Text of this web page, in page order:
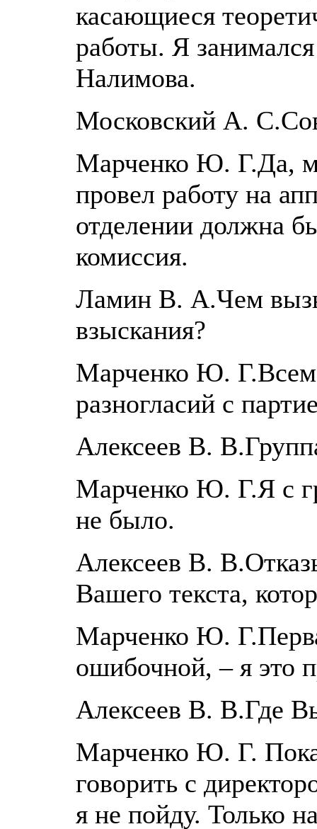
касающиеся
работы. Я
Налимова.
Московский А.
Марченко Ю. Г.Да,
провел работу на
отделении должна
комиссия.
Ламин В. А.Чем
взыскания?
Марченко Ю. Г.Всем
разногласий с
Алексеев В.
Марченко Ю. Г.Я с
не было.
Алексеев В.
Вашего текста,
Марченко Ю.
ошибочной, – я это
Алексеев В. В.Где
Марченко Ю. Г.
говорить с
я не пойду. Только